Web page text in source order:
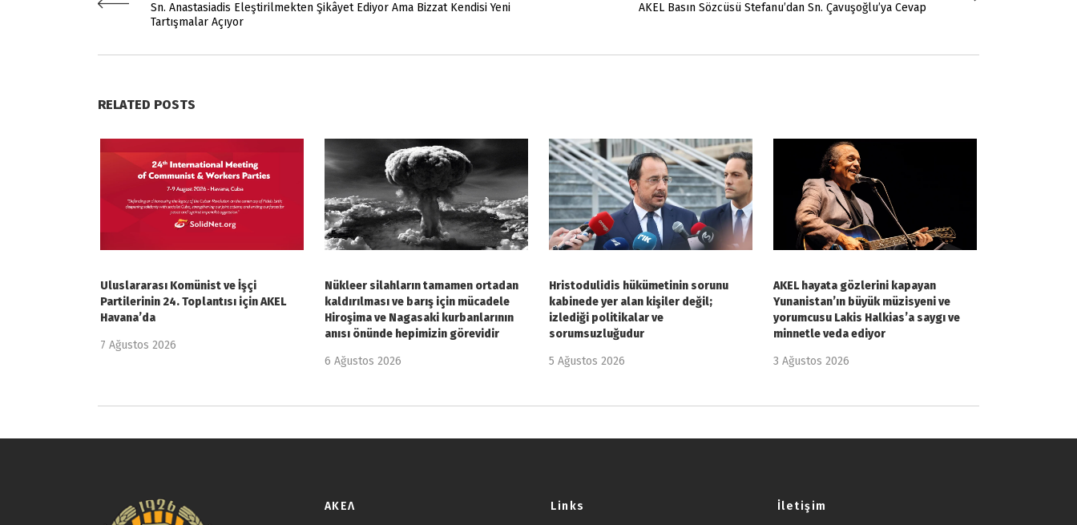
Sn. Anastasiadis Eleştirilmekten Şikâyet Ediyor Ama Bizzat Kendisi Yeni
Tartışmalar Açıyor
AKEL Basın Sözcüsü Stefanu’dan Sn. Çavuşoğlu’ya Cevap
RELATED POSTS
Uluslararası Komünist ve İşçi
Partilerinin 24. Toplantısı için AKEL
Havana’da
7 Ağustos 2026
Nükleer silahların tamamen ortadan
kaldırılması ve barış için mücadele
Hiroşima ve Nagasaki kurbanlarının
anısı önünde hepimizin görevidir
6 Ağustos 2026
Hristodulidis hükümetinin sorunu
kabinede yer alan kişiler değil;
izlediği politikalar ve
sorumsuzluğudur
5 Ağustos 2026
AKEL hayata gözlerini kapayan
Yunanistan’ın büyük müzisyeni ve
yorumcusu Lakis Halkias’a saygı ve
minnetle veda ediyor
3 Ağustos 2026
ΑΚΕΛ Links İletişim